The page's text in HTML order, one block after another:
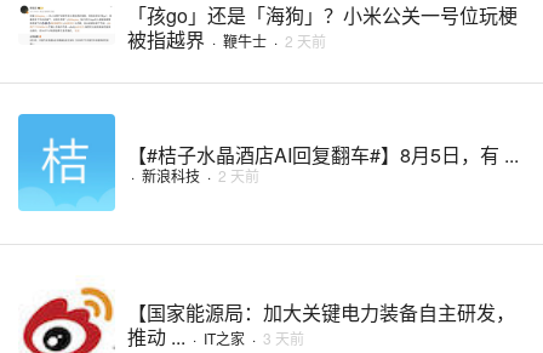
「孩go」还是「海狗」？小米公关一号位玩梗
被指越界 · 鞭牛士 · 2 天前
【#桔子水晶酒店AI回复翻车#】8月5日，有 ...
· 新浪科技 · 2 天前
【国家能源局：加大关键电力装备自主研发，
推动 ... · IT之家 · 3 天前